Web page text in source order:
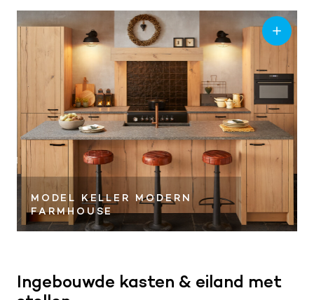
MODEL KELLER MODERN
FARMHOUSE
Ingebouwde kasten & eiland met